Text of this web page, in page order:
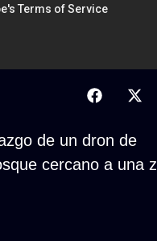
de un dron de
cercano a una